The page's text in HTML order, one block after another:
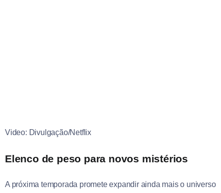
Video: Divulgação/Netflix
Elenco de peso para novos mistérios
A próxima temporada promete expandir ainda mais o universo